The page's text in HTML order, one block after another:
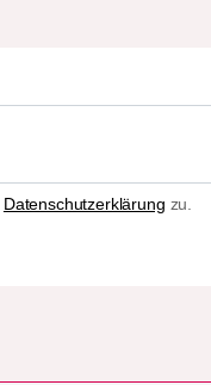
Datenschutzerklärung zu.